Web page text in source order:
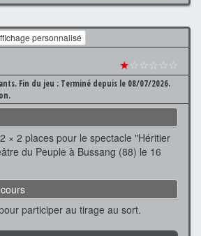
personnalisé
★☆☆☆☆☆
Fin du jeu : Terminé depuis le 08/07/2026.
2 × 2 places pour le spectacle "Héritier
du Peuple à Bussang (88) le 16
participer au tirage au sort.